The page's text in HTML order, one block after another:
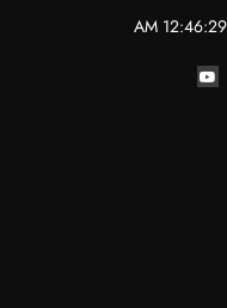
12:46:31 AM